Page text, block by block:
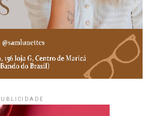
de adaptação seja
dispensa do
para todos os